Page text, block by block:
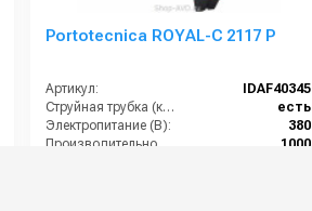
Portotecnica ROYAL-C 2117 P
Артикул:
IDAF40345
Струйная трубка (копьё):
есть
Электропитание (В):
380
Производительность (л/ч):
1000